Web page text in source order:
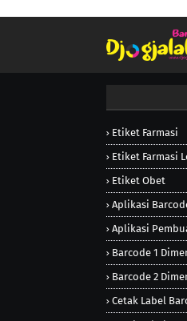
Etiket Farmasi
Etiket Farmasi
Etiket Obet
Aplikasi
Aplikasi
Barcode 1
Barcode 2
Cetak Label